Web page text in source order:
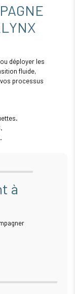
déployer les
fluide,
processus
à